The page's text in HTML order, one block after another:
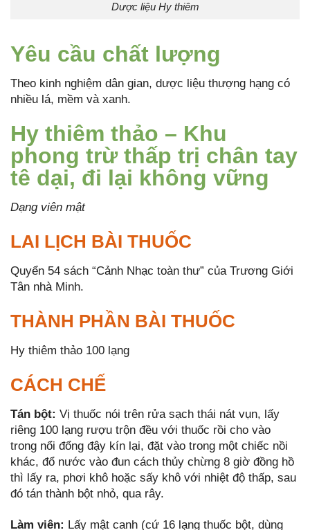
Dược liệu Hy thiêm
Yêu cầu chất lượng
Theo kinh nghiệm dân gian, dược liệu thượng hạng có
nhiều lá, mềm và xanh.
Hy thiêm thảo – Khu
phong trừ thấp trị chân tay
tê dại, đi lại không vững
Dạng viên mật
LAI LỊCH BÀI THUỐC
Quyển 54 sách “Cảnh Nhạc toàn thư” của Trương Giới
Tân nhà Minh.
THÀNH PHẦN BÀI THUỐC
Hy thiêm thảo 100 lạng
CÁCH CHẾ
Tán bột: Vị thuốc nói trên rửa sạch thái nát vụn, lấy
riêng 100 lạng rượu trộn đều với thuốc rồi cho vào
trong nổi đổng đậy kín lại, đặt vào trong một chiếc nồi
khác, đổ nước vào đun cách thủy chừng 8 giờ đồng hồ
thì lấy ra, phơi khô hoặc sấy khô với nhiệt độ thấp, sau
đó tán thành bột nhỏ, qua rây.
Làm viên: Lấy mật canh (cứ 16 lạng thuốc bột, dùng